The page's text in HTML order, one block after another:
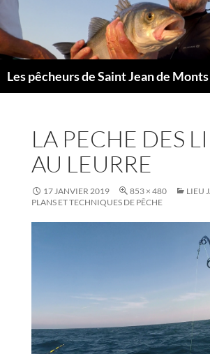
Aller
au
contenu
Les pêcheurs de Saint Jean de Monts
LA PECHE DES
AU LEURRE
17 JANVIER 2019 853 × 480
LIEU
PLANS ET TECHNIQUES DE PÊCHE